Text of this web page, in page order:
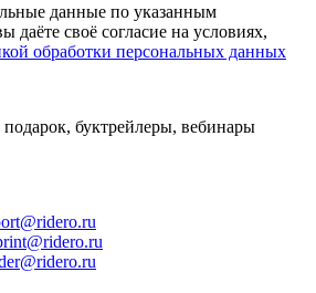
данные по указанным
своё согласие на условиях,
обработки персональных данных
буктрейлеры, вебинары